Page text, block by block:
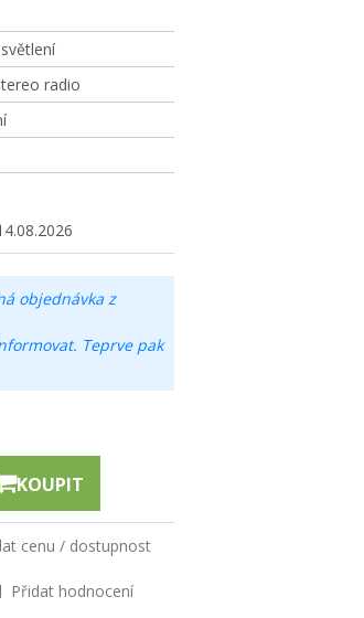
radio
objednávka z
Teprve pak
KOUPIT
cenu / dostupnost
Přidat hodnocení